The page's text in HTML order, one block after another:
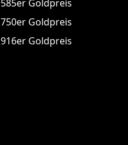
585er Goldpreis
750er Goldpreis
916er Goldpreis